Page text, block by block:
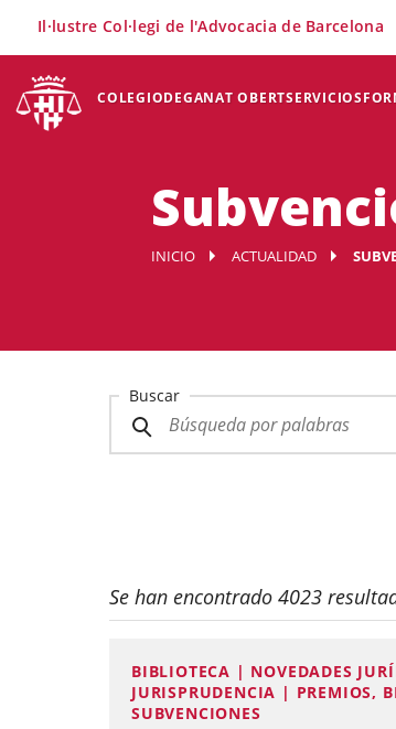
COLEGIODEGANAT OBERTSERVICIOS
Il·lustre Col·legi de l'Advocacia de Barcelona
INICIO ACTUALIDAD
Buscar
Se han encontrado 4023
BIBLIOTECA | NOVEDADES
JURISPRUDENCIA | PREMIOS,
SUBVENCIONES